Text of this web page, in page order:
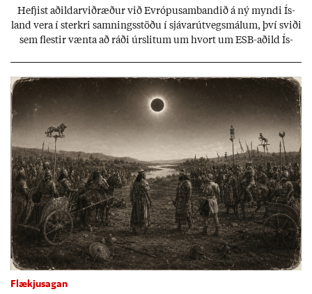
Hefj­ist að­ild­ar­við­ræð­ur við Evr­ópu­sam­band­ið á ný myndi Ís­
land vera í sterkri samn­ings­stöðu í sjáv­ar­út­vegs­mál­um, því sviði
sem flest­ir vænta að ráði úr­slit­um um hvort um ESB-að­ild Ís­
kerfi, en sveigj­an­leiki til lausna er um­tals­verð­ur.
Flækjusagan